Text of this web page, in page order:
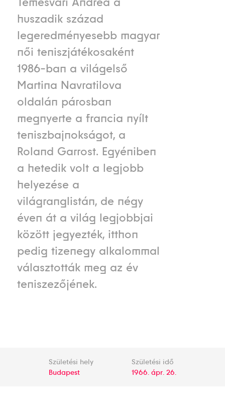
huszadik század
legeredményesebb magyar
női teniszjátékosaként
1986-ban a világelső
Martina Navratilova
oldalán párosban
megnyerte a francia nyílt
teniszbajnokságot, a
Roland Garrost. Egyéniben
a hetedik volt a legjobb
helyezése a
világranglistán, de négy
éven át a világ legjobbjai
között jegyezték, itthon
pedig tizenegy alkalommal
választották meg az év
teniszezőjének.
Születési hely
Budapest
Születési idő
1966. ápr. 26.